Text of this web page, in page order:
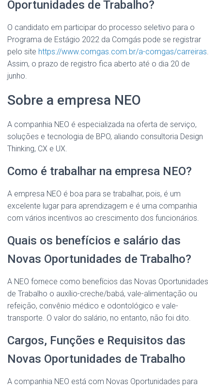
Oportunidades de Trabalho?
O candidato em participar do processo seletivo para o
Programa de Estágio 2022 da Comgás pode se registrar
pelo site https://www.comgas.com.br/a-comgas/carreiras
Assim, o prazo de registro fica aberto até o dia 20 de
junho.
Sobre a empresa NEO
A companhia NEO é especializada na oferta de serviço,
soluções e tecnologia de BPO, aliando consultoria Design
Thinking, CX e UX.
Como é trabalhar na empresa NEO?
A empresa NEO é boa para se trabalhar, pois, é um
excelente lugar para aprendizagem e é uma companhia
com vários incentivos ao crescimento dos funcionários.
Quais os benefícios e salário das
Novas Oportunidades de Trabalho?
A NEO fornece como benefícios das Novas Oportunidades
de Trabalho o auxílio-creche/babá, vale-alimentação ou
refeição, convênio médico e odontológico e vale-
transporte. O valor do salário, no entanto, não foi dito.
Cargos, Funções e Requisitos das
Novas Oportunidades de Trabalho
A companhia NEO está com Novas Oportunidades para